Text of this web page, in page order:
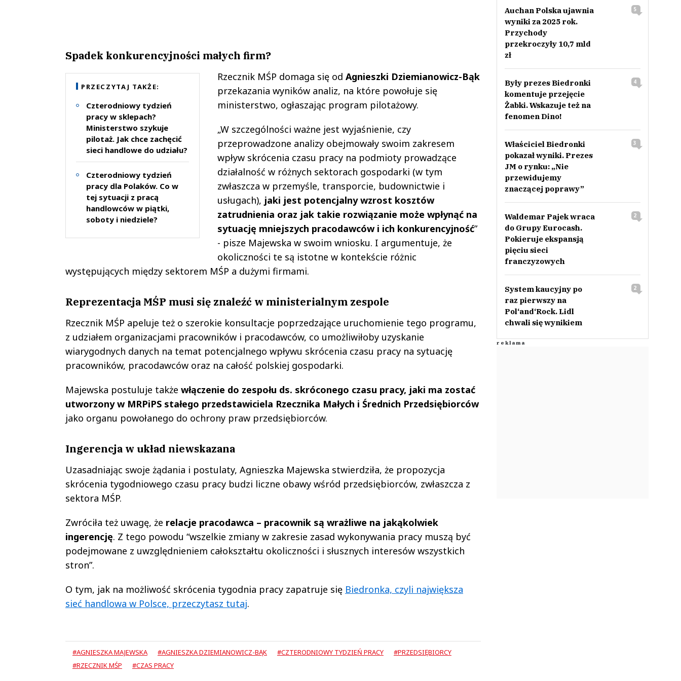
Spadek konkurencyjności małych firm?
PRZECZYTAJ TAKŻE:
Czterodniowy tydzień
pracy w sklepach?
Ministerstwo szykuje
pilotaż. Jak chce zachęcić
sieci handlowe do udziału?
Czterodniowy tydzień
pracy dla Polaków. Co w
tej sytuacji z pracą
handlowców w piątki,
soboty i niedziele?
Rzecznik MŚP domaga się od Agnieszki Dziemianowicz-Bąk
przekazania wyników analiz, na które powołuje się
ministerstwo, ogłaszając program pilotażowy.
„W szczególności ważne jest wyjaśnienie, czy
przeprowadzone analizy obejmowały swoim zakresem
wpływ skrócenia czasu pracy na podmioty prowadzące
działalność w różnych sektorach gospodarki (w tym
zwłaszcza w przemyśle, transporcie, budownictwie i
usługach), jaki jest potencjalny wzrost kosztów
zatrudnienia oraz jak takie rozwiązanie może wpłynąć na
sytuację mniejszych pracodawców i ich konkurencyjność”
- pisze Majewska w swoim wniosku. I argumentuje, że
okoliczności te są istotne w kontekście różnic
występujących między sektorem MŚP a dużymi firmami.
Reprezentacja MŚP musi się znaleźć w ministerialnym zespole
Rzecznik MŚP apeluje też o szerokie konsultacje poprzedzające uruchomienie tego programu,
z udziałem organizacjami pracowników i pracodawców, co umożliwiłoby uzyskanie
wiarygodnych danych na temat potencjalnego wpływu skrócenia czasu pracy na sytuację
pracowników, pracodawców oraz na całość polskiej gospodarki.
Majewska postuluje także włączenie do zespołu ds. skróconego czasu pracy, jaki ma zostać
utworzony w MRPiPS stałego przedstawiciela Rzecznika Małych i Średnich Przedsiębiorców
jako organu powołanego do ochrony praw przedsiębiorców.
Ingerencja w układ niewskazana
Uzasadniając swoje żądania i postulaty, Agnieszka Majewska stwierdziła, że propozycja
skrócenia tygodniowego czasu pracy budzi liczne obawy wśród przedsiębiorców, zwłaszcza z
sektora MŚP.
Zwróciła też uwagę, że relacje pracodawca – pracownik są wrażliwe na jakąkolwiek
ingerencję. Z tego powodu “wszelkie zmiany w zakresie zasad wykonywania pracy muszą być
podejmowane z uwzględnieniem całokształtu okoliczności i słusznych interesów wszystkich
stron”.
O tym, jak na możliwość skrócenia tygodnia pracy zapatruje się Biedronka, czyli największa
sieć handlowa w Polsce, przeczytasz tutaj.
#AGNIESZKA MAJEWSKA #AGNIESZKA DZIEMIANOWICZ-BĄK #CZTERODNIOWY TYDZIEŃ PRACY
#PRZEDSIĘBIORCY
#RZECZNIK MŚP
#CZAS PRACY
Auchan Polska ujawnia
wyniki za 2025 rok.
Przychody
przekroczyły 10,7 mld
zł
5
Były prezes Biedronki
komentuje przejęcie
Żabki. Wskazuje też na
fenomen Dino!
4
Właściciel Biedronki
pokazał wyniki. Prezes
JM o rynku: „Nie
przewidujemy
znaczącej poprawy”
3
Waldemar Pajek wraca
do Grupy Eurocash.
Pokieruje ekspansją
pięciu sieci
franczyzowych
2
System kaucyjny po
raz pierwszy na
Pol‘and‘Rock. Lidl
chwali się wynikiem
2